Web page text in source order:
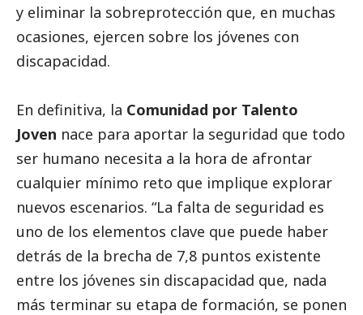
y eliminar la sobreprotección que, en muchas
ocasiones, ejercen sobre los jóvenes con
discapacidad.
En definitiva, la Comunidad por Talento
Joven nace para aportar la seguridad que todo
ser humano necesita a la hora de afrontar
cualquier mínimo reto que implique explorar
nuevos escenarios. “La falta de seguridad es
uno de los elementos clave que puede haber
detrás de la brecha de 7,8 puntos existente
entre los jóvenes sin discapacidad que, nada
más terminar su etapa de formación, se ponen